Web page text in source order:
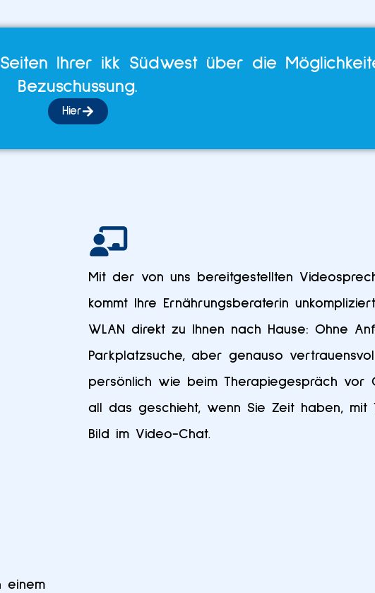
Ihrer ikk Südwest über die
Bezuschussung.
Hier
Mit der von uns bereitgestellten
kommt Ihre Ernährungsberaterin
WLAN direkt zu Ihnen nach Hause: Ohne
Parkplatzsuche, aber genauso
persönlich wie beim Therapiegespräch vor
all das geschieht, wenn Sie Zeit haben, mit
Bild im Video-Chat.
einem